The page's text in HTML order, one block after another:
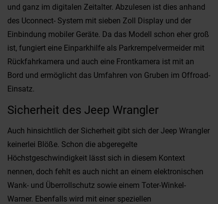
und ganz im digitalen Zeitalter. Abzulesen ist dies anhand
des Uconnect- System mit sieben Zoll Display und der
Einbindung mobiler Geräte. Da das Modell schon eher groß
ist, fungiert eine Einparkhilfe als Parkrempelvermeider mit
Rückfahrkamera und auch eine Frontkamera ist mit an
Bord und ermöglicht das Umfahren von Gruben im Offroad-
Einsatz.
Sicherheit des Jeep Wrangler
Auch hinsichtlich der Sicherheit gibt sich der Jeep Wrangler
keinerlei Blöße. Schon die abgeregelte
Höchstgeschwindigkeit lässt sich in diesem Kontext
nennen, doch fehlt es auch nicht an einem elektronischen
Wank- und Überrollschutz sowie einem Toter-Winkel-
Warner. Ebenfalls wird mit einer speziellen